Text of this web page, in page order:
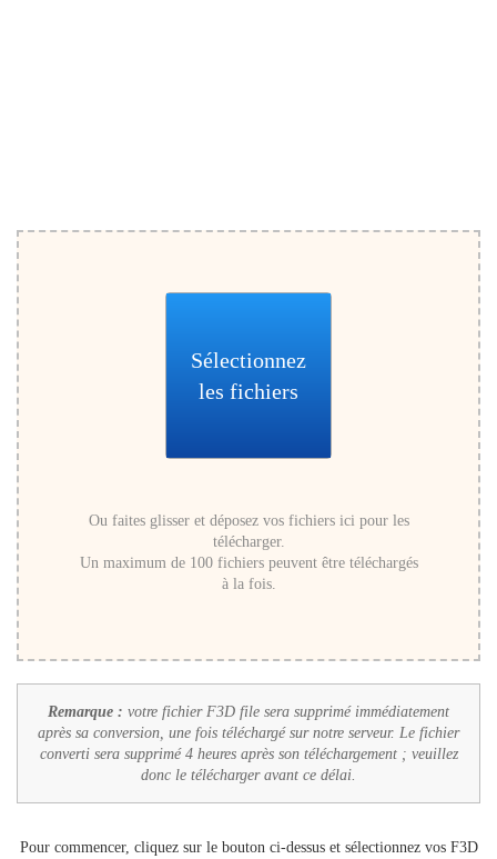
Sélectionnez
les fichiers
Ou faites glisser et déposez vos fichiers ici pour les
télécharger.
Un maximum de 100 fichiers peuvent être téléchargés
à la fois.
Remarque : votre fichier F3D file sera supprimé immédiatement
après sa conversion, une fois téléchargé sur notre serveur. Le fichier
converti sera supprimé 4 heures après son téléchargement ; veuillez
donc le télécharger avant ce délai.
Pour commencer, cliquez sur le bouton ci-dessus et sélectionnez vos F3D